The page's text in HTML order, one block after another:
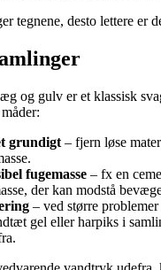
tegnene, desto lettere er
og gulv er et klassisk
grundigt – fjern løse
fugemasse – fx en
der kan modstå
– ved større
gel eller harpiks i